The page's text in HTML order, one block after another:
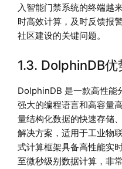
入智能门禁系统的终端越
时高效计算，及时反馈报
社区建设的关键问题。
1.3. DolphinDB优
DolphinDB 是一款高性能
强大的编程语言和高容量
量结构化数据的快速存储
解决方案，适用于工业物
式计算框架具备高性能实
至微秒级别数据计算，非